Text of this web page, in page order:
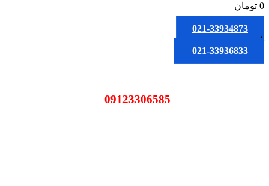
0 تومان
021-33934873
یا
021-33936833